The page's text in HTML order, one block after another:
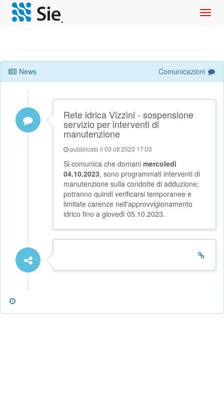
News Comunicazioni
Rete idrica Vizzini - sospensione
servizio per interventi di
manutenzione
pubblicato il 03 ott 2023 17:03
Si comunica che domani mercoledì
04.10.2023, sono programmati interventi di
manutenzione sulla condotte di adduzione;
potranno quindi verificarsi temporanee e
limitate carenze nell'approvvigionamento
idrico fino a giovedì 05.10.2023.